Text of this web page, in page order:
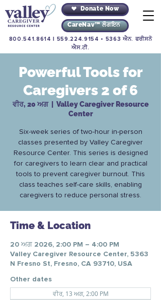
Donate Now
CareNav™ ਲੌਗਇਨ
800.541.8614 559.224.9154 • 5363 ਐਨ. ਫਰੀਸਨੋ
ਐਸ.ਟੀ.
Powerful Tools for
Caregivers 2 of 6
ਵੀਰ, 20 ਅਗ
  |
Valley Caregiver Resource
Center
Six-week series of two-hour in-person
classes presented by Valley Caregiver
Resource Center. This series is designed
for caregivers to learn clear and practical
tools to prevent caregiver burnout. This
class teaches self-care skills, enabling
caregivers to reduce personal stress.
Time & Location
20 ਅਗ 2026, 2:00 PM – 4:00 PM
Valley Caregiver Resource Center, 5363
N Fresno St, Fresno, CA 93710, USA
Other dates
ਵੀਰ, 13 ਅਗ, 2:00 PM